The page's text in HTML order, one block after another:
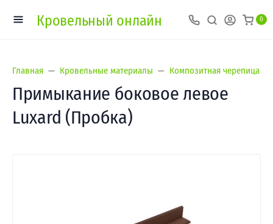
Кровельный онлайн 0
Главная Кровельные материалы Композитная черепица
Примыкание боковое левое
Luxard (Пробка)